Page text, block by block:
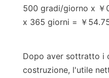
500 gradi/giorno x ￥
x 365 giorni = ￥
Dopo aver sottratto i
costruzione, l'utile